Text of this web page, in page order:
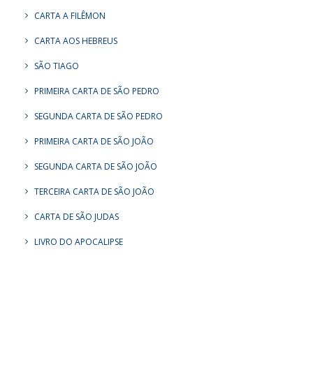
CARTA A FILÊMON
CARTA AOS HEBREUS
SÃO TIAGO
PRIMEIRA CARTA DE SÃO PEDRO
SEGUNDA CARTA DE SÃO PEDRO
PRIMEIRA CARTA DE SÃO JOÃO
SEGUNDA CARTA DE SÃO JOÃO
TERCEIRA CARTA DE SÃO JOÃO
CARTA DE SÃO JUDAS
LIVRO DO APOCALIPSE